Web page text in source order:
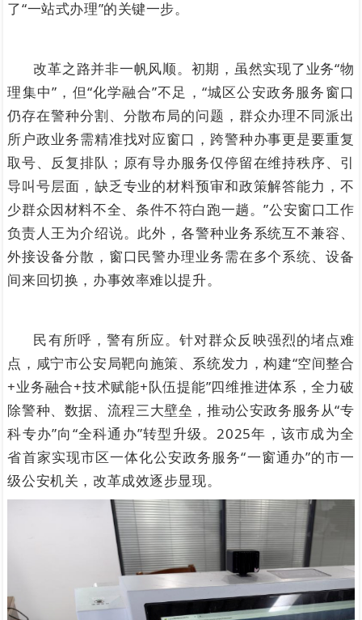
了“一站式办理”的关键一步。
改革之路并非一帆风顺。初期，虽然实现了业务“物
理集中”，但“化学融合”不足，“城区公安政务服务窗口
仍存在警种分割、分散布局的问题，群众办理不同派出
所户政业务需精准找对应窗口，跨警种办事更是要重复
取号、反复排队；原有导办服务仅停留在维持秩序、引
导叫号层面，缺乏专业的材料预审和政策解答能力，不
少群众因材料不全、条件不符白跑一趟。”公安窗口工作
负责人王为介绍说。此外，各警种业务系统互不兼容、
外接设备分散，窗口民警办理业务需在多个系统、设备
间来回切换，办事效率难以提升。
民有所呼，警有所应。针对群众反映强烈的堵点难
点，咸宁市公安局靶向施策、系统发力，构建“空间整合
+业务融合+技术赋能+队伍提能”四维推进体系，全力破
除警种、数据、流程三大壁垒，推动公安政务服务从“专
科专办”向“全科通办”转型升级。2025年，该市成为全
省首家实现市区一体化公安政务服务“一窗通办”的市一
级公安机关，改革成效逐步显现。